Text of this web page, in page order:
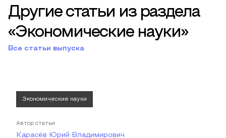
Другие статьи из раздела
«Экономические науки»
Все статьи выпуска
Экономические науки
Автор статьи
Карасёв Юрий Владимирович